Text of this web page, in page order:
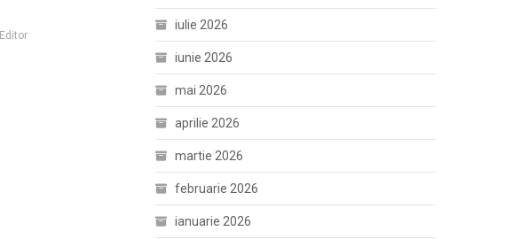
Editor
iulie 2026
iunie 2026
mai 2026
aprilie 2026
martie 2026
februarie 2026
ianuarie 2026